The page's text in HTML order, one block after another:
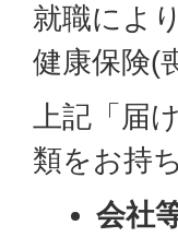
就職によ
健康保険(
上記「届
類をお持
会社